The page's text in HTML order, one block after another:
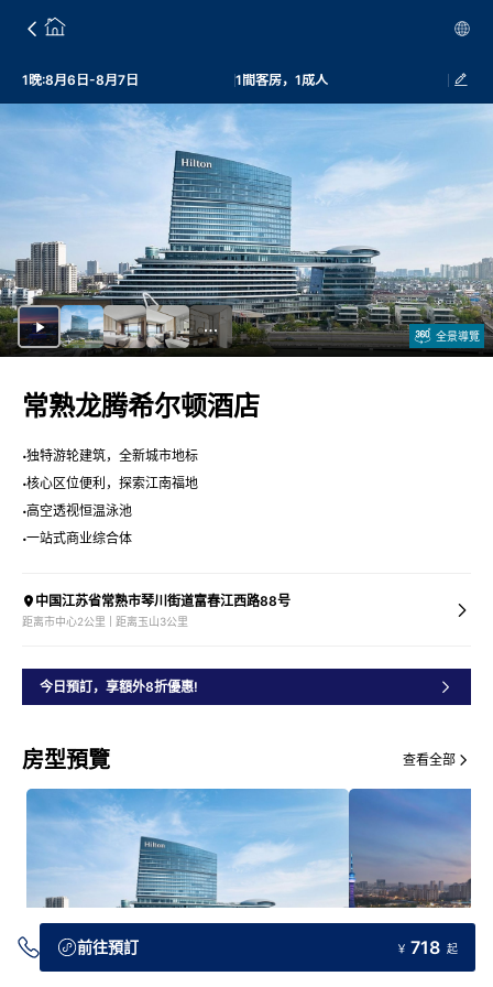
1晚:8月6日-8月7日 1間客房，1成人
全景導覽
常熟龙腾希尔顿酒店
独特游轮建筑，全新城市地标
核心区位便利，探索江南福地
高空透视恒温泳池
一站式商业综合体
中国江苏省常熟市琴川街道富春江西路88号
距离市中心2公里 | 距离玉山3公里
今日預訂，享額外8折優惠!
房型預覽 查看全部
前往預訂 ￥ 718 起